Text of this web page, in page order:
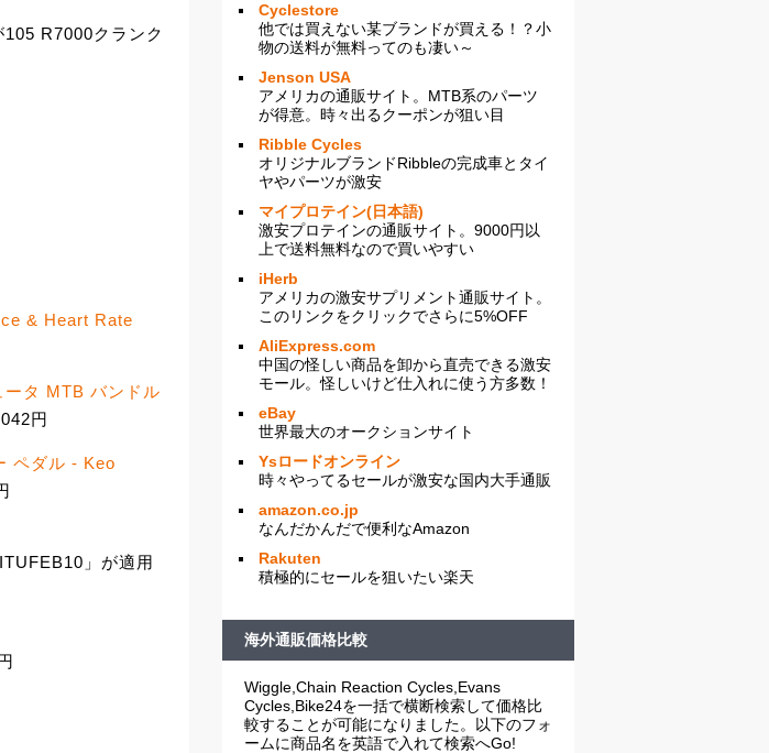
R7000クランク
& Heart Rate
タ MTB バンドル
円
ペダル - Keo
」が適用
Cyclestore
他では買えない某ブランドが買える！？小
物の送料が無料ってのも凄い～
Jenson USA
アメリカの通販サイト。MTB系のパーツ
が得意。時々出るクーポンが狙い目
Ribble Cycles
オリジナルブランドRibbleの完成車とタイ
ヤやパーツが激安
マイプロテイン(日本語)
激安プロテインの通販サイト。9000円以
上で送料無料なので買いやすい
iHerb
アメリカの激安サプリメント通販サイト。
このリンクをクリックでさらに5%OFF
AliExpress.com
中国の怪しい商品を卸から直売できる激安
モール。怪しいけど仕入れに使う方多数！
eBay
世界最大のオークションサイト
Ysロードオンライン
時々やってるセールが激安な国内大手通販
amazon.co.jp
なんだかんだで便利なAmazon
Rakuten
積極的にセールを狙いたい楽天
海外通販価格比較
Wiggle,Chain Reaction Cycles,Evans
Cycles,Bike24を一括で横断検索して価格比
較することが可能になりました。以下のフォ
ームに商品名を英語で入れて検索へGo!